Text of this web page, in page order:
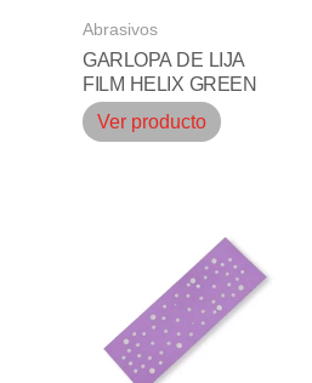
Abrasivos
GARLOPA DE LIJA
FILM HELIX GREEN
Ver producto